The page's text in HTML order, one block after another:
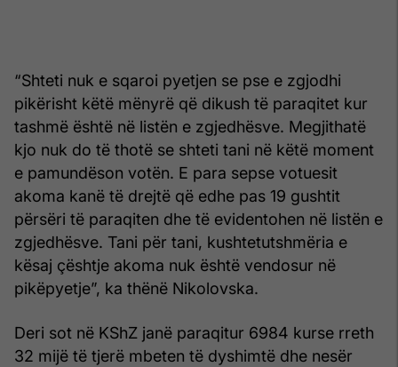
“Shteti nuk e sqaroi pyetjen se pse e zgjodhi
pikërisht këtë mënyrë që dikush të paraqitet kur
tashmë është në listën e zgjedhësve. Megjithatë
kjo nuk do të thotë se shteti tani në këtë moment
e pamundëson votën. E para sepse votuesit
akoma kanë të drejtë që edhe pas 19 gushtit
përsëri të paraqiten dhe të evidentohen në listën e
zgjedhësve. Tani për tani, kushtetutshmëria e
kësaj çështje akoma nuk është vendosur në
pikëpyetje”, ka thënë Nikolovska.
Deri sot në KShZ janë paraqitur 6984 kurse rreth
32 mijë të tjerë mbeten të dyshimtë dhe nesër